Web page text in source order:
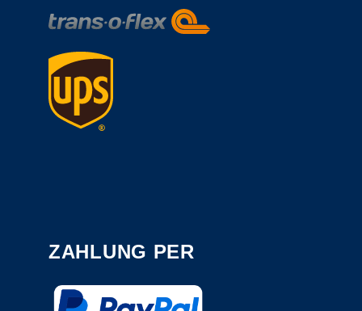
ZAHLUNG PER